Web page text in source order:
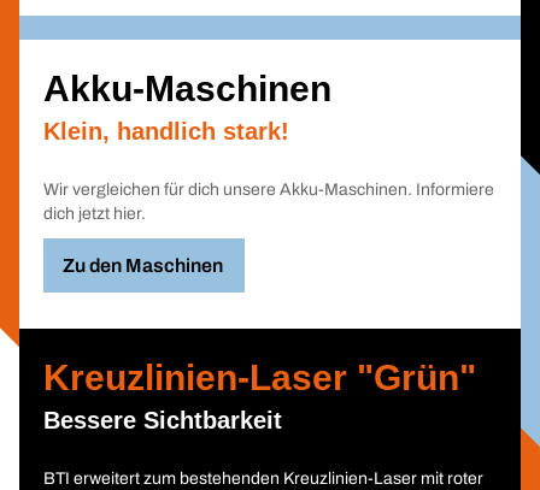
Akku-Maschinen
Klein, handlich stark!
Wir vergleichen für dich unsere Akku-Maschinen. Informiere
dich jetzt hier.
Zu den Maschinen
Kreuzlinien-Laser "Grün"
Bessere Sichtbarkeit
BTI erweitert zum bestehenden Kreuzlinien-Laser mit roter